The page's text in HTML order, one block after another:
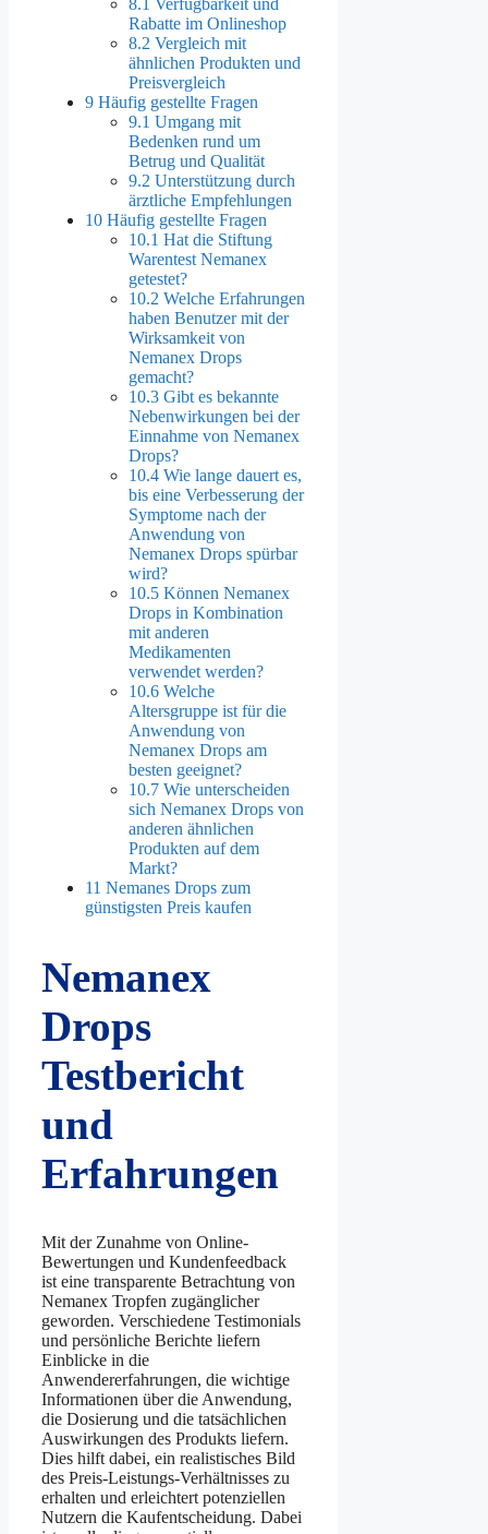
Rabatte im Onlineshop
8.2 Vergleich mit
ähnlichen Produkten und
Preisvergleich
9 Häufig gestellte Fragen
9.1 Umgang mit
Bedenken rund um
Betrug und Qualität
9.2 Unterstützung durch
ärztliche Empfehlungen
10 Häufig gestellte Fragen
10.1 Hat die Stiftung
Warentest Nemanex
getestet?
10.2 Welche Erfahrungen
haben Benutzer mit der
Wirksamkeit von
Nemanex Drops
gemacht?
10.3 Gibt es bekannte
Nebenwirkungen bei der
Einnahme von Nemanex
Drops?
10.4 Wie lange dauert es,
bis eine Verbesserung der
Symptome nach der
Anwendung von
Nemanex Drops spürbar
wird?
10.5 Können Nemanex
Drops in Kombination
mit anderen
Medikamenten
verwendet werden?
10.6 Welche
Altersgruppe ist für die
Anwendung von
Nemanex Drops am
besten geeignet?
10.7 Wie unterscheiden
sich Nemanex Drops von
anderen ähnlichen
Produkten auf dem
Markt?
11 Nemanes Drops zum
günstigsten Preis kaufen
Nemanex
Drops
Testbericht
und
Erfahrungen
Mit der Zunahme von Online-
Bewertungen und Kundenfeedback
ist eine transparente Betrachtung von
Nemanex Tropfen zugänglicher
geworden. Verschiedene Testimonials
und persönliche Berichte liefern
Einblicke in die
Anwendererfahrungen, die wichtige
Informationen über die Anwendung,
die Dosierung und die tatsächlichen
Auswirkungen des Produkts liefern.
Dies hilft dabei, ein realistisches Bild
des Preis-Leistungs-Verhältnisses zu
erhalten und erleichtert potenziellen
Nutzern die Kaufentscheidung. Dabei